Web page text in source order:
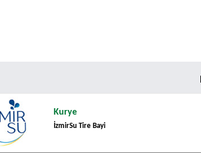
Kurye
İzmirSu Tire Bayi